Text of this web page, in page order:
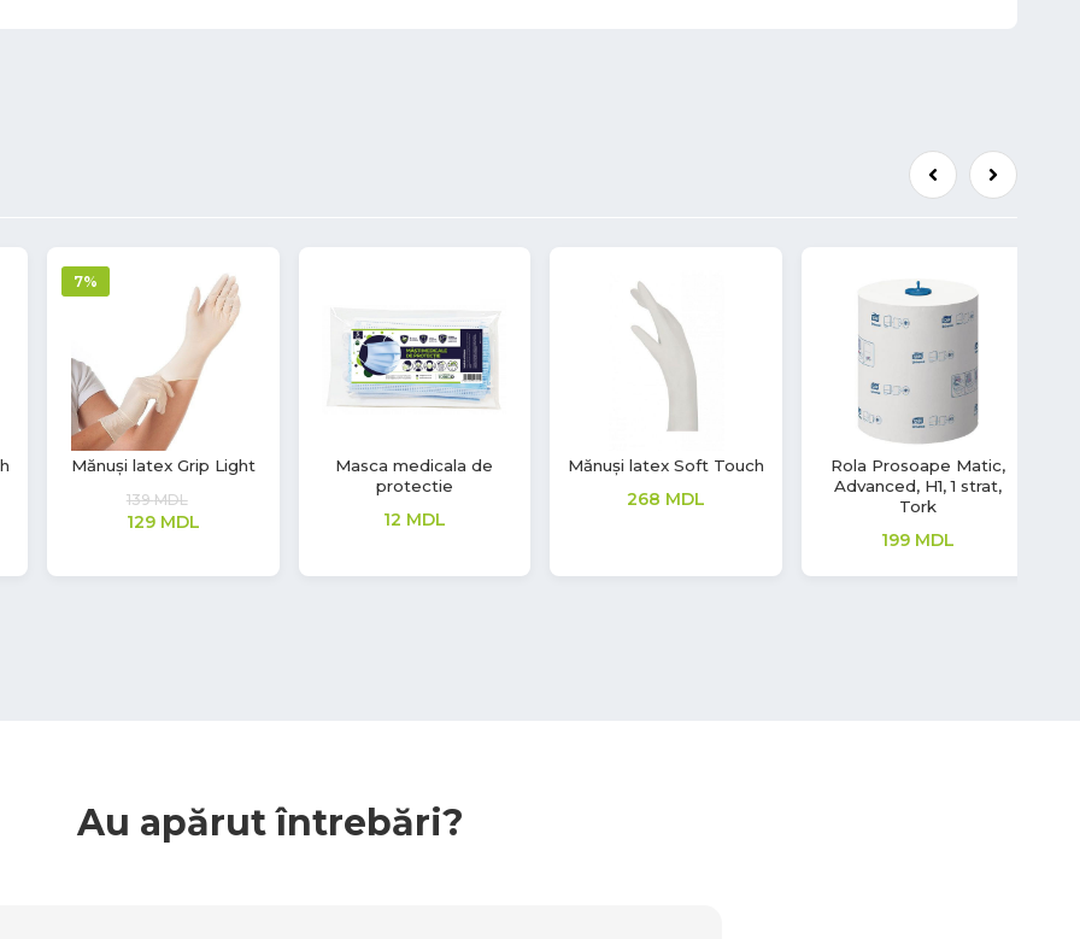
Mănuși latex Soft Touch
268MDL
Rola Prosoape Matic,
Advanced, H1, 1 strat,
Mănuși nitril Aurelia
Mănuși latex Soft Touch
277MDL
Au apărut întrebări?